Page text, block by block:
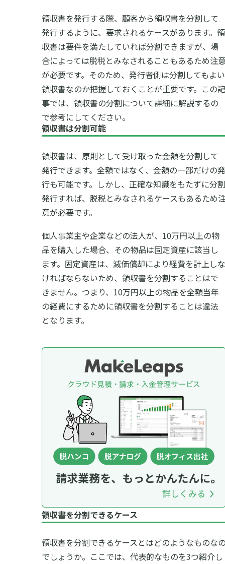
領収書を発行する際、顧客から領収書を分割して
発行するように、要求されるケースがあります。領
収書は要件を満たしていれば分割できますが、場
合によっては脱税とみなされることもあるため注
が必要です。そのため、発行者側は分割してもよい
領収書なのか把握しておくことが重要です。この記
事では、領収書の分割について詳細に解説するの
で参考にしてください。
領収書は分割可能
領収書は、原則として受け取った金額を分割して
発行できます。全額ではなく、金額の一部だけの発
行も可能です。しかし、正確な知識をもたずに分割
発行すれば、脱税とみなされるケースもあるため
意が必要です。
個人事業主や企業などの法人が、10万円以上の物
品を購入した場合、その物品は固定資産に該当し
ます。固定資産は、減価償却により経費を計上しな
ければならないため、領収書を分割することはで
きません。つまり、10万円以上の物品を全額当年
の経費にするために領収書を分割することは違法
となります。
領収書を分割できるケース
領収書を分割できるケースとはどのようなものな
でしょうか。ここでは、代表的なものを3つ紹介し